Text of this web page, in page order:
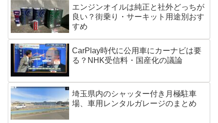
エンジンオイルは純正と社外どっちが
良い？街乗り・サーキット用途別おす
すめ
CarPlay時代に公用車にカーナビは要
る？NHK受信料・国産化の議論
埼玉県内のシャッター付き月極駐車
場、車用レンタルガレージのまとめ